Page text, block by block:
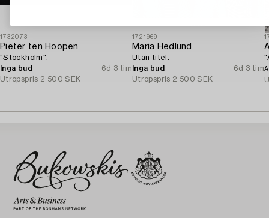
1732073
Pieter ten Hoopen
"Stockholm".
Inga bud
6d 3 tim
Utropspris 2 500 SEK
1721969
Maria Hedlund
Utan titel.
Inga bud
6d 3 tim
Utropspris 2 500 SEK